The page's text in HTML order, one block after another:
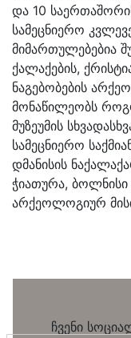
და 10
სამეცნიერო
მიმართულებებია
ქალაქების,
ნაგებობების
მონაწილეობს
მუზეუმის
სამეცნიერო
დმანისის
ჭიათურა, ბოლნისი
არქეოლოგიურ
ჩვენი